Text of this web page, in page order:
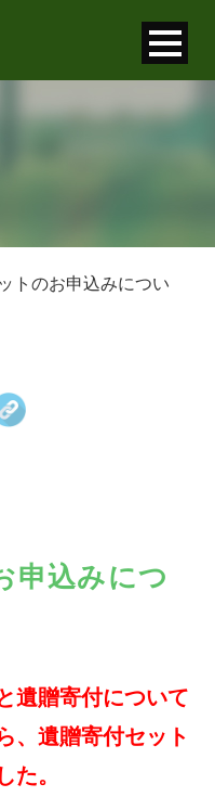
トのお申込みについ
申込みにつ
遺贈寄付について
、遺贈寄付セット
た。